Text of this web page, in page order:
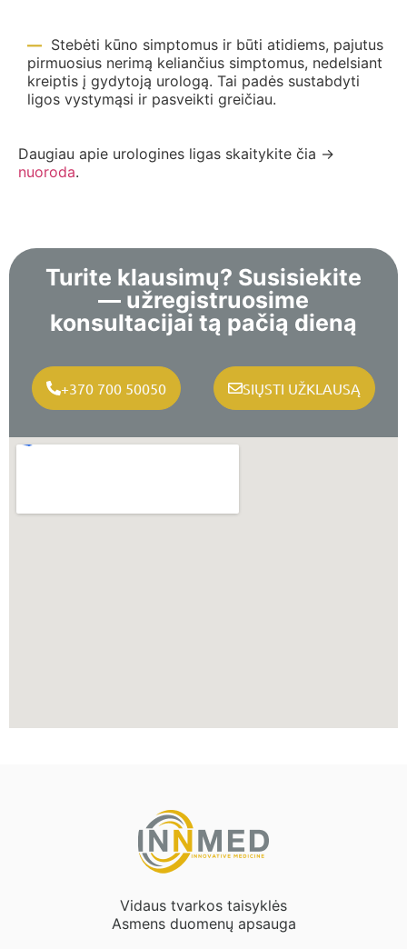
Stebėti kūno simptomus ir būti atidiems, pajutus
pirmuosius nerimą keliančius simptomus, nedelsiant
kreiptis į gydytoją urologą. Tai padės sustabdyti
ligos vystymąsi ir pasveikti greičiau.
Daugiau apie urologines ligas skaitykite čia ->
nuoroda.
Turite klausimų? Susisiekite
— užregistruosime
konsultacijai tą pačią dieną
+370 700 50050 SIŲSTI UŽKLAUSĄ
Vidaus tvarkos taisyklės
Asmens duomenų apsauga